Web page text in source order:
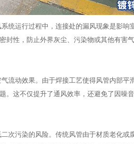
统运行过程中，连接处的漏风现象是影响
性，防止外界灰尘、污染物或其他有害
流动效果。由于焊接工艺使得风管内部平
这不仅提升了通风效率，还避免了因噪
次污染的风险。传统风管由于材质老化或